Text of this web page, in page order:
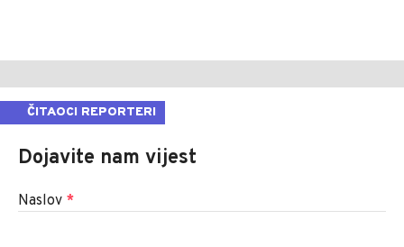
ČITAOCI REPORTERI
Dojavite nam vijest
Naslov *